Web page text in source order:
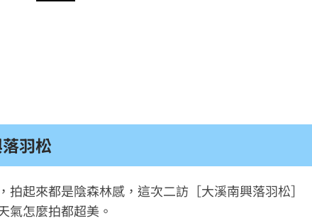
羽松
起來都是陰森林感，這次二訪［大溪南興落羽松］
氣怎麼拍都超美。